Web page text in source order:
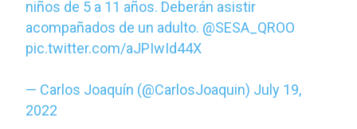
niños de 5 a 11 años. Deberán asistir
acompañados de un adulto. @SESA_QROO
pic.twitter.com/aJPIwId44X
— Carlos Joaquín (@CarlosJoaquin) July 19,
2022